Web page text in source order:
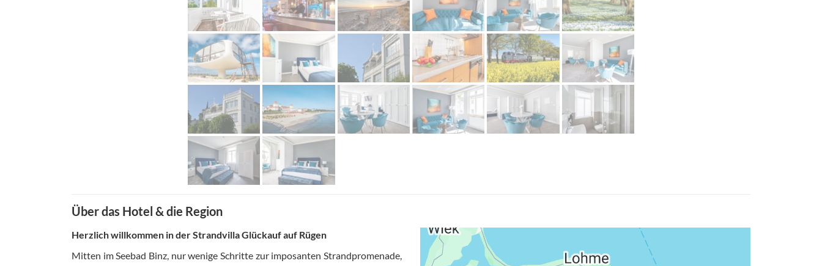
Über das Hotel & die Region
Herzlich willkommen in der Strandvilla Glückauf auf Rügen
Mitten im Seebad Binz, nur wenige Schritte zur imposanten Strandpromenade,